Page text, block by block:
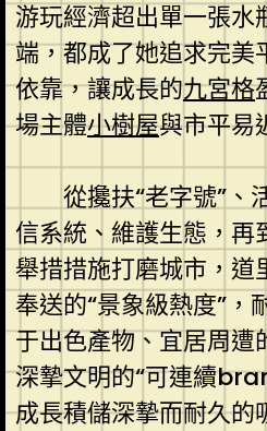
游玩經濟超出單一張水
端，都成了她追求完美
依靠，讓成長的九宮格
場主體小樹屋與市平易
從攙扶“老字號”、
信系統、維護生態，再
舉措措施打磨城市，道
奉送的“景象級熱度”，
于出色產物、宜居周遭
深摯文明的“可連續
成長積儲深摯而耐久的